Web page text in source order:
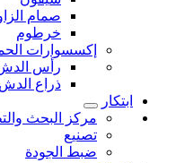
صمام
خرطوم
إكسسوارات
رأس
ذراع الدش
ابتكار
مركز البحث
تصنيع
ضبط الجودة